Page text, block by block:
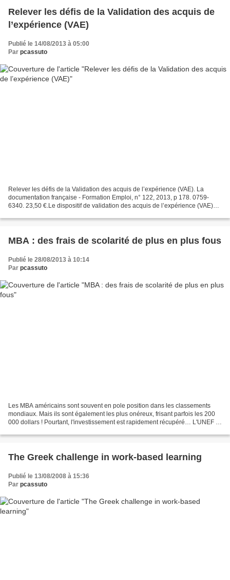
Relever les défis de la Validation des acquis de
l’expérience (VAE)
Publié le 14/08/2013 à 05:00
Par pcassuto
Relever les défis de la Validation des acquis de l’expérience (VAE). La
documentation française - Formation Emploi, n° 122, 2013, p 178. 0759-
6340. 23,50 €.Le dispositif de validation des acquis de l’expérience (VAE)
MBA : des frais de scolarité de plus en plus fous
Publié le 28/08/2013 à 10:14
Par pcassuto
Les MBA américains sont souvent en pole position dans les classements
mondiaux. Mais ils sont également les plus onéreux, frisant parfois les 200
000 dollars ! Pourtant, l'investissement est rapidement récupéré… L'UNEF a
The Greek challenge in work-based learning
Publié le 13/08/2008 à 15:36
Par pcassuto